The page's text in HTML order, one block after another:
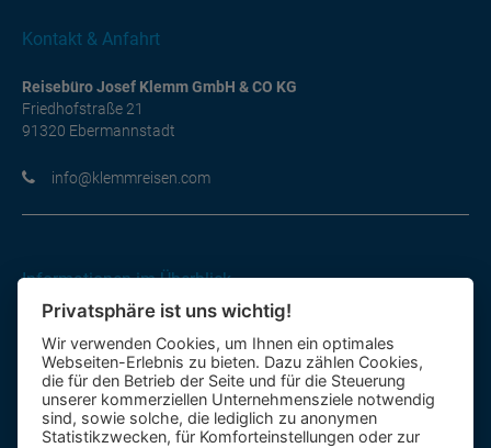
Kontakt & Anfahrt
Reisebüro Josef Klemm GmbH & CO KG
Friedhofstraße 21
91320 Ebermannstadt
moc.nesiermmelk@ofni
Informationen im Überblick
Gutscheine
Kontakt-Formular
Anfahrt
Mietbus
Privatsphäre ist uns wichtig!
Wir verwenden Cookies, um Ihnen ein optimales
Webseiten-Erlebnis zu bieten. Dazu zählen Cookies,
die für den Betrieb der Seite und für die Steuerung
unserer kommerziellen Unternehmensziele notwendig
sind, sowie solche, die lediglich zu anonymen
Statistikzwecken, für Komforteinstellungen oder zur